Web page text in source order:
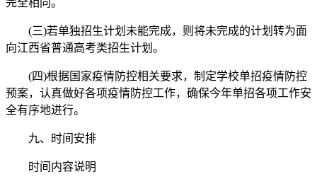
(三)若单独招生计划未能完成，则将未完成的计划转为面
向江西省普通高考类招生计划。
(四)根据国家疫情防控相关要求，制定学校单招疫情防控
预案，认真做好各项疫情防控工作，确保今年单招各项工作安
全有序地进行。
九、时间安排
时间内容说明